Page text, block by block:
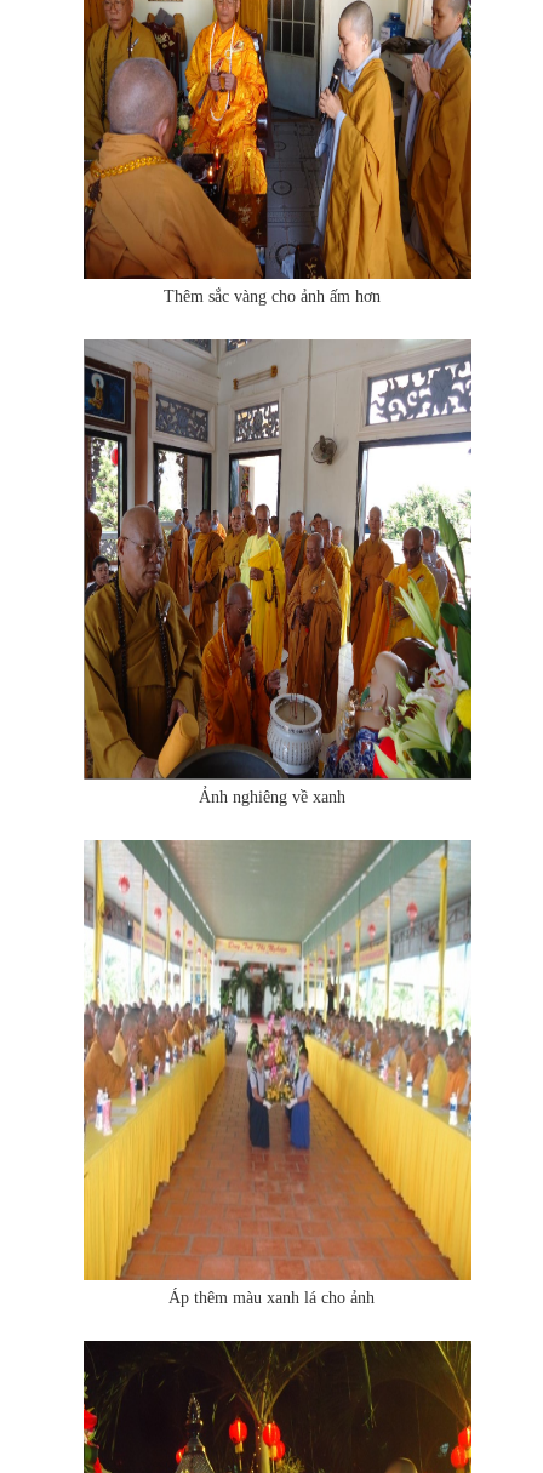
Thêm sắc vàng cho ảnh ấm hơn
Ảnh nghiêng về xanh
Áp thêm màu xanh lá cho ảnh